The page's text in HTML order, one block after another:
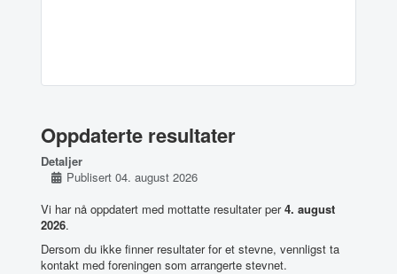
Oppdaterte resultater
Detaljer
Publisert 04. august 2026
Vi har nå oppdatert med mottatte resultater per4. august
2026.
Dersom du ikke finner resultater for et stevne, vennligst ta
kontakt med foreningen som arrangerte stevnet.